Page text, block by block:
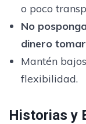
o poco
No
dinero
Mantén
flexibilidad.
Historias y